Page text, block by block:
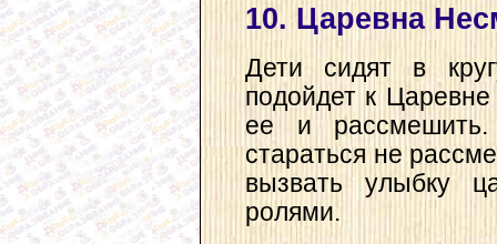
10. Царевна
Дети сидят в
подойдет к
ее и
стараться не
вызвать улыбку
ролями.